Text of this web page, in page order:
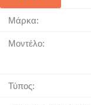
Μάρκα:
Μοντέλο:
Τύπος: